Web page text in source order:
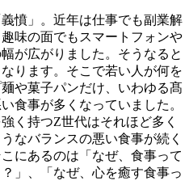
憤」。近年は仕事でも副業解
味の面でもスマートフォンや
が広がりました。そうなると
ります。そこで若い人が何を
や菓子パンだけ、いわゆる髙
食事が多くなっていました。
く持つZ世代はそれほど多く
なバランスの悪い食事が続く
にあるのは「なぜ、食事って
」、「なぜ、心を癒す食事っ